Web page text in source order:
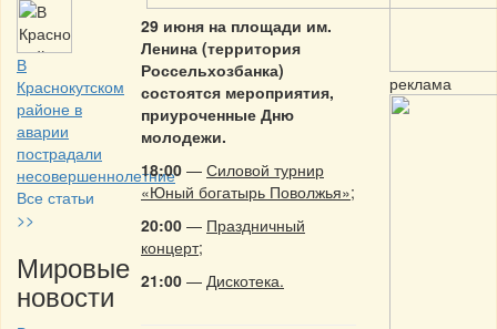
В
Краснокутском
районе в
аварии
пострадали
несовершеннолетние
Все статьи
>>
Мировые
новости
29 июня на площади им.
Ленина (территория
Россельхозбанка)
состоятся мероприятия,
приуроченные Дню
молодежи.
18:00 — Силовой турнир
«Юный богатырь Поволжья»;
20:00 — Праздничный
концерт;
21:00 — Дискотека.
реклама